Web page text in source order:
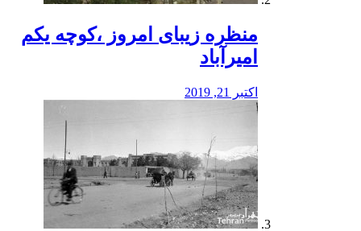
منظره‌‌ زیبای امروز ،کوچه یکم
امیرآباد
اکتبر 21, 2019